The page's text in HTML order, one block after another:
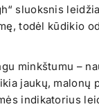
sluoksnis
todėl kūdikio
minkštumu –
jaukų, malonų
indikatorius